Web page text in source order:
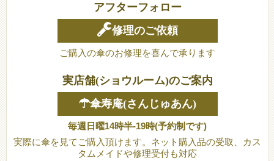
アフターフォロー
修理のご依頼
ご購入の傘のお修理を喜んで承ります
実店舗(ショウルーム)のご案内
☂傘寿庵(さんじゅあん)
毎週日曜14時半-19時(予約制です)
実際に傘を見てご購入頂けます。ネット購入品の受取、カス
タムメイドや修理受付も対応